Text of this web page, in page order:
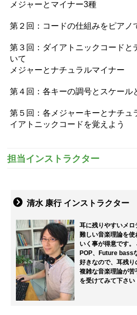
メジャーとマイナー3種
第２回：コードの仕組みをピアノ
第３回：ダイアトニックコードと
いて
メジャーとナチュラルマイナー
第４回：各キーの調号とスケール
第５回：各メジャーキーとナチュ
イアトニックコードを覚えよう
担当インストラクター
清水 康行 インストラクター
耳に残りやすいメ
難しい音楽理論を
いく事が得意です
POP、Future bass
好きなので、耳残り
複雑な音楽理論が
を受けてみて下さい